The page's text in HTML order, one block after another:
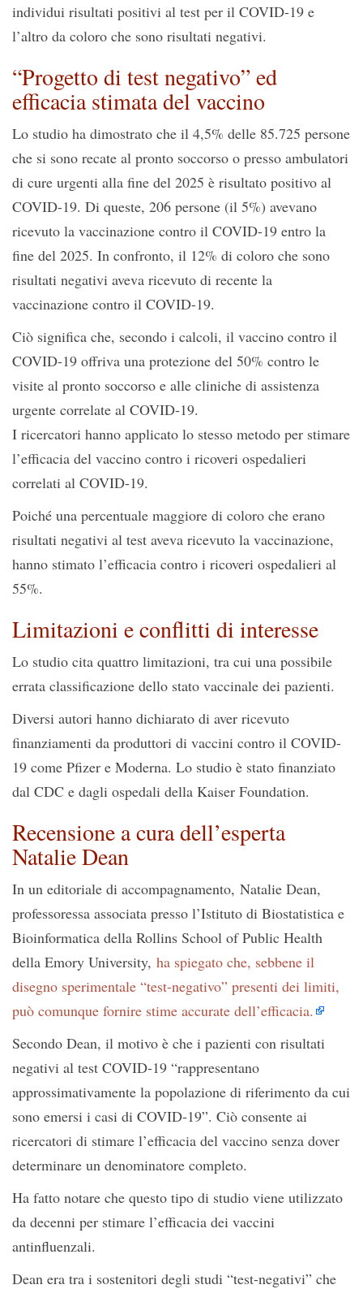
individui risultati positivi al test per il COVID-19 e
l’altro da coloro che sono risultati negativi.
“Progetto di test negativo” ed
efficacia stimata del vaccino
Lo studio ha dimostrato che il 4,5% delle 85.725 persone
che si sono recate al pronto soccorso o presso ambulatori
di cure urgenti alla fine del 2025 è risultato positivo al
COVID-19. Di queste, 206 persone (il 5%) avevano
ricevuto la vaccinazione contro il COVID-19 entro la
fine del 2025. In confronto, il 12% di coloro che sono
risultati negativi aveva ricevuto di recente la
vaccinazione contro il COVID-19.
Ciò significa che, secondo i calcoli, il vaccino contro il
COVID-19 offriva una protezione del 50% contro le
visite al pronto soccorso e alle cliniche di assistenza
urgente correlate al COVID-19.
I ricercatori hanno applicato lo stesso metodo per stimare
l’efficacia del vaccino contro i ricoveri ospedalieri
correlati al COVID-19.
Poiché una percentuale maggiore di coloro che erano
risultati negativi al test aveva ricevuto la vaccinazione,
hanno stimato l’efficacia contro i ricoveri ospedalieri al
55%.
Limitazioni e conflitti di interesse
Lo studio cita quattro limitazioni, tra cui una possibile
errata classificazione dello stato vaccinale dei pazienti.
Diversi autori hanno dichiarato di aver ricevuto
finanziamenti da produttori di vaccini contro il COVID-
19 come Pfizer e Moderna. Lo studio è stato finanziato
dal CDC e dagli ospedali della Kaiser Foundation.
Recensione a cura dell’esperta
Natalie Dean
In un editoriale di accompagnamento, Natalie Dean,
professoressa associata presso l’Istituto di Biostatistica e
Bioinformatica della Rollins School of Public Health
della Emory University, ha spiegato che, sebbene il
disegno sperimentale “test-negativo” presenti dei limiti,
può comunque fornire stime accurate dell’efficacia.
Secondo Dean, il motivo è che i pazienti con risultati
negativi al test COVID-19 “rappresentano
approssimativamente la popolazione di riferimento da cui
sono emersi i casi di COVID-19”. Ciò consente ai
ricercatori di stimare l’efficacia del vaccino senza dover
determinare un denominatore completo.
Ha fatto notare che questo tipo di studio viene utilizzato
da decenni per stimare l’efficacia dei vaccini
antinfluenzali.
Dean era tra i sostenitori degli studi “test-negativi” che